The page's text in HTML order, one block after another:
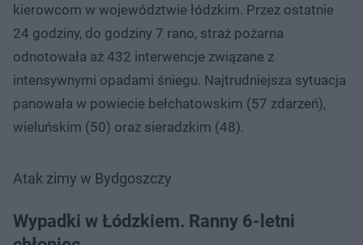
kierowcom w województwie łódzkim. Przez ostatnie
24 godziny, do godziny 7 rano, straż pożarna
odnotowała aż 432 interwencje związane z
intensywnymi opadami śniegu. Najtrudniejsza sytuacja
panowała w powiecie bełchatowskim (57 zdarzeń),
wieluńskim (50) oraz sieradzkim (48).
Atak zimy w Bydgoszczy
Wypadki w Łódzkiem. Ranny 6-letni